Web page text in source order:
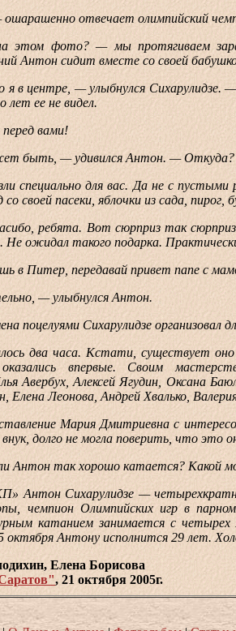
отвечает олимпийский
фото? — мы протягиваем
Антон сидит вместе со своей
центре, — улыбнулся Сихарулидзе.
лет ее не видел.
вами!
быть, — удивился Антон. — Откуда?
специально для вас. Да не с пустыми
со своей пасеки, яблочки из сада, пирог,
ребята. Вот сюрприз так
Не ожидал такого подарка.
в Питер, передавай привет папе с
— улыбнулся Антон.
поцелуями Сихарулидзе организовал
два часа. Кстати, существует
впервые. Своим
Авербух, Алексей Ягудин, Оксана
Елена Леонова, Андрей Хвалько,
Мария Дмитриевна с
долго не могла поверить, что это
так хорошо катается? Какой
Антон Сихарулидзе —
чемпион Олимпийских игр в
катанием занимается с
октября Антону исполнится 29 лет.
Елена Борисова
, 21 октября 2005г.